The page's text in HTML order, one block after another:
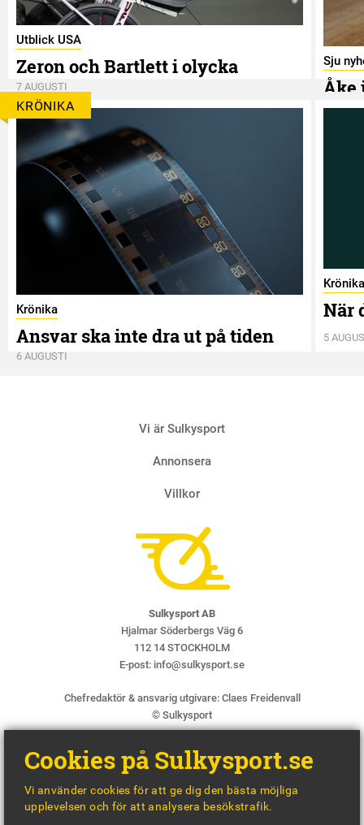
Utblick USA
Zeron och Bartlett i olycka
7 AUGUSTI
Sju
Åke
7
KRÖNIKA
Krönika
Ansvar ska inte dra ut på tiden
6 AUGUSTI
Krönika
När
5
Vi är Sulkysport
Annonsera
Villkor
Sulkysport AB
Hjalmar Söderbergs Väg 6
112 14 STOCKHOLM
E-post: info@sulkysport.se
Chefredaktör & ansvarig utgivare: Claes Freidenvall
© Sulkysport
BY
Cookies på Sulkysport.se
Vi använder cookies för att ge dig den bästa möjliga
upplevelsen och för att analysera besökstrafik.